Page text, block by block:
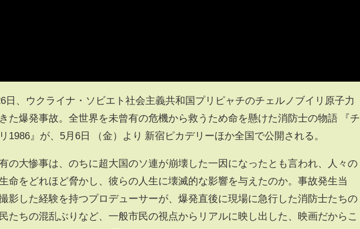
日、ウクライナ・ソビエト社会主義共和国プリピャチのチェルノブイリ原子力
た爆発事故。全世界を未曾有の危機から救うため命を懸けた消防士の物語 『チ
1986』が、5月6日 （金）より 新宿ピカデリーほか全国で公開される。
の大惨事は、のちに超大国のソ連が崩壊した一因になったとも言われ、人々の
命をどれほど脅かし、彼らの人生に壊滅的な影響を与えたのか。事故発生当
影した経験を持つプロデューサーが、爆発直後に現場に急行した消防士たちの
たちの混乱ぶりなど、一般市民の視点からリアルに映し出した、映画だからこ